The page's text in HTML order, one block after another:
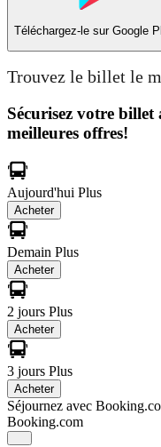
Téléchargez-le sur Google
Trouvez le billet le
Sécurisez votre
meilleures offres!
Aujourd'hui Plus
Acheter
Demain Plus
Acheter
2 jours Plus
Acheter
3 jours Plus
Acheter
Séjournez avec
Booking.com